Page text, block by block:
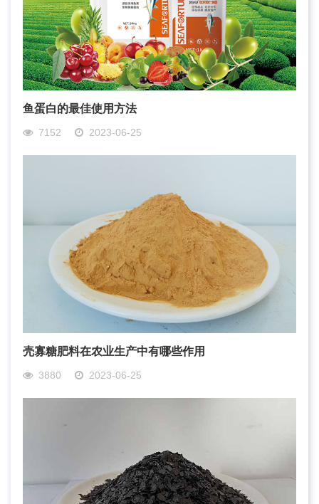
鱼蛋白的最佳使用方法
7152 2023-06-25
壳寡糖肥料在农业生产中有哪些作用
3880 2023-06-25